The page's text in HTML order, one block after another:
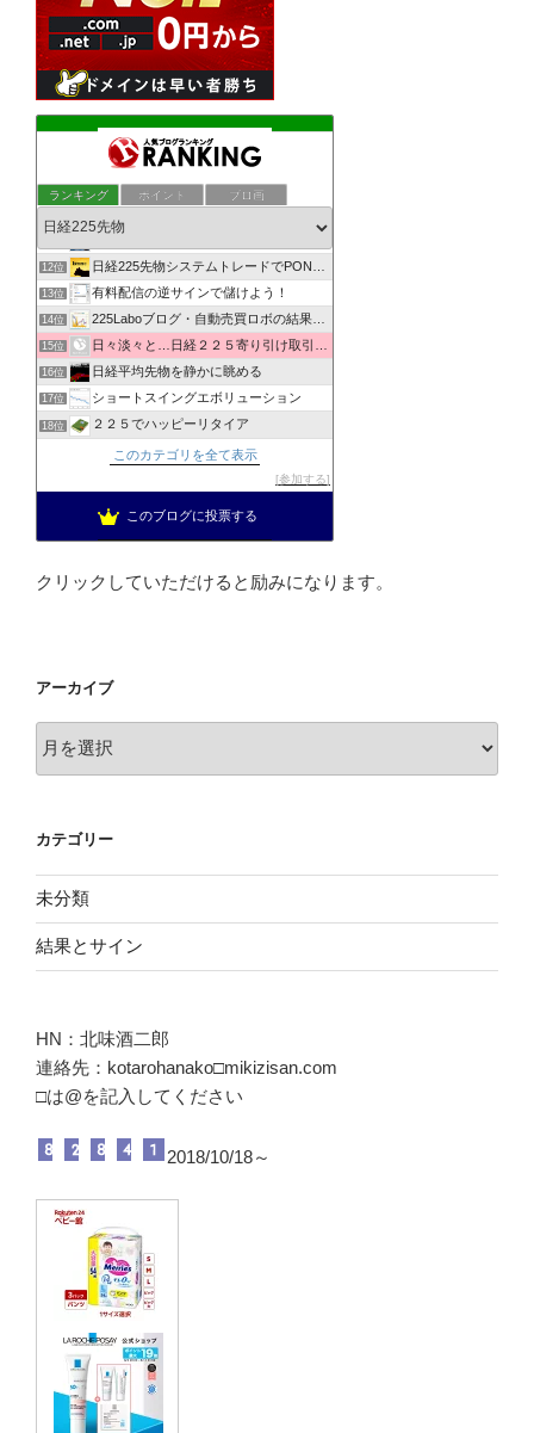
ランキング ポイント ブロ画
日経225先物・夜間寄り引けシステムトレード研究所
9位 ぶつぶつ--河内屋の相場独り言--ぶつぶつ
12位 日経225先物システムトレードでPONPON！
13位 有料配信の逆サインで儲けよう！
14位 225Laboブログ・自動売買ロボの結果を発信
15位 日々淡々と…日経２２５寄り引け取引の記録
16位 日経平均先物を静かに眺める
17位 ショートスイングエボリューション
18位 ２２５でハッピーリタイア
日経２２５先物システムトレード寄り引けブログ
投資を楽しむブログ
このカテゴリを全て表示
参加する
このブログに投票する
クリックしていただけると励みになります。
アーカイブ
ア
ブ
カテゴリー
未分類
結果とサイン
HN：北味酒二郎
連絡先：kotarohanako□mikizisan.com
□は@を記入してください
2018/10/18～